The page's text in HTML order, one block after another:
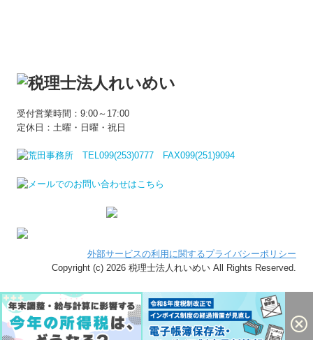
受付営業時間：9:00～17:00
定休日：土曜・日曜・祝日
外部サービスの利用に関するプライバシーポリシー
Copyright (c) 2026 税理士法人れいめい All Rights Reserved.